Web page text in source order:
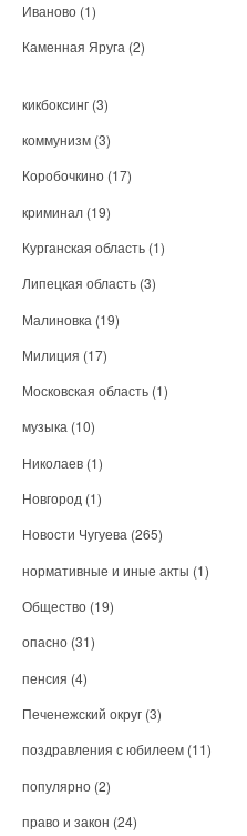
Иваново (1)
Каменная Яруга (2)
кикбоксинг (3)
коммунизм (3)
Коробочкино (17)
криминал (19)
Курганская область (1)
Липецкая область (3)
Малиновка (19)
Милиция (17)
Московская область (1)
музыка (10)
Николаев (1)
Новгород (1)
Новости Чугуева (265)
нормативные и иные акты (1)
Общество (19)
опасно (31)
пенсия (4)
Печенежский округ (3)
поздравления с юбилеем (11)
популярно (2)
право и закон (24)